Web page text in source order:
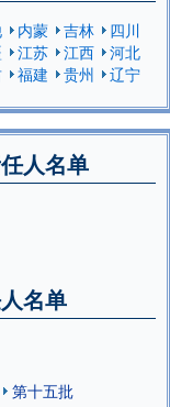
内蒙 吉林
四川
江苏 江西
河北
福建 贵州
辽宁
人名单
名单
第十五批